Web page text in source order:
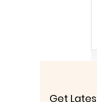
Get